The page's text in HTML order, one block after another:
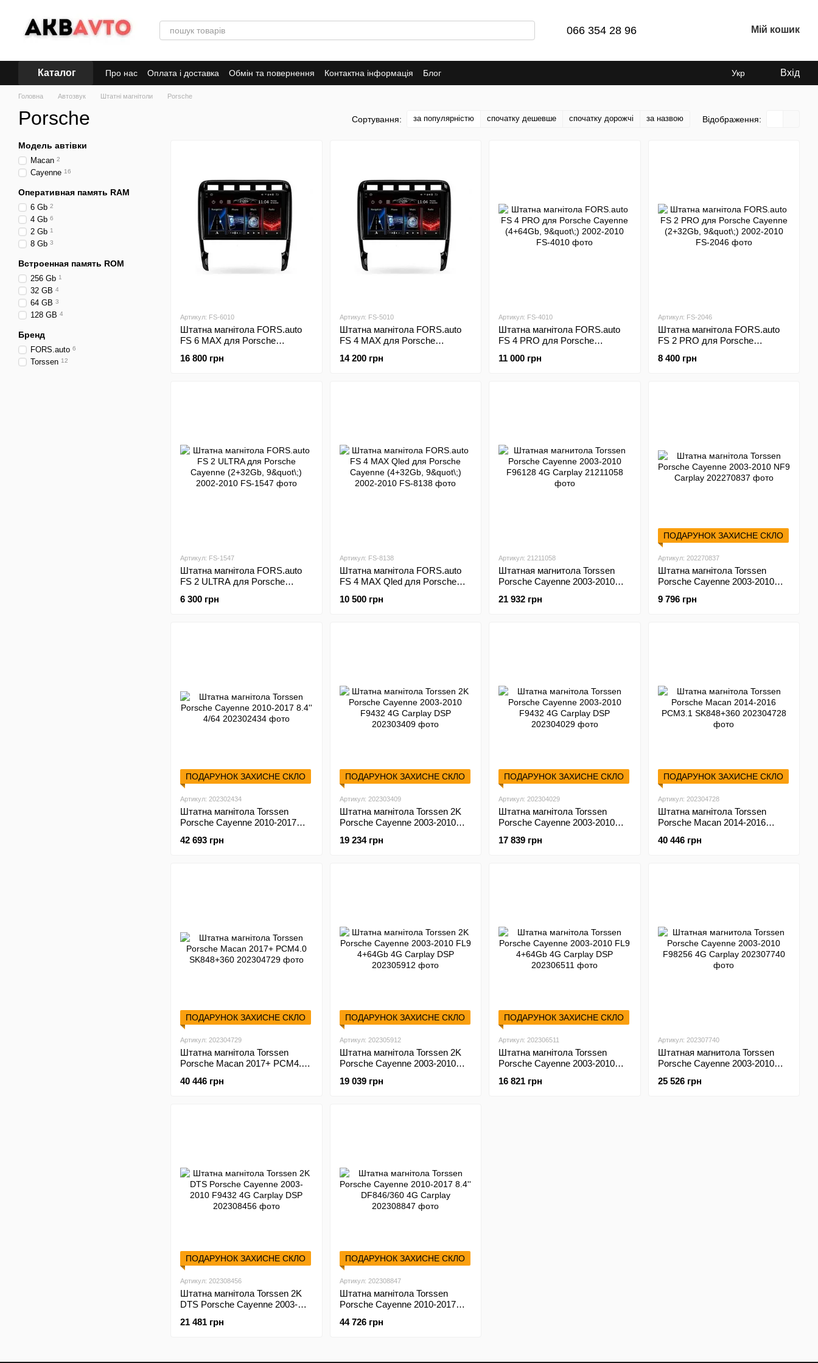
066 354 28 96 Мій кошик
Каталог Про нас Оплата і доставка Обмін та повернення Контактна інформація Блог Укр Вхід
Головна Автозвук Штатні магнітоли Porsche
Porsche Сортування: за популярністю спочатку дешевше спочатку дорожчі за назвою Відображення:
Артикул: FS-6010
Штатна магнітола FORS.auto
FS 6 MAX для Porsche
2010
16 800 грн
Артикул: FS-5010
Штатна магнітола FORS.auto
FS 4 MAX для Porsche
2010
14 200 грн
Артикул: FS-4010
Штатна магнітола FORS.auto
FS 4 PRO для Porsche
2010
11 000 грн
Артикул: FS-2046
Штатна магнітола FORS.auto
FS 2 PRO для Porsche
2010
8 400 грн
Артикул: FS-1547
Штатна магнітола FORS.auto
FS 2 ULTRA для Porsche
2010
6 300 грн
Артикул: FS-8138
Штатна магнітола FORS.auto
FS 4 MAX Qled для Porsche
2010
10 500 грн
Артикул: 21211058
Штатная магнитола Torssen
Porsche Cayenne 2003-2010
21 932 грн
ПОДАРУНОК ЗАХИСНЕ СКЛО
Артикул: 202270837
Штатна магнітола Torssen
Porsche Cayenne 2003-2010
9 796 грн
ПОДАРУНОК ЗАХИСНЕ СКЛО
Артикул: 202302434
Штатна магнітола Torssen
Porsche Cayenne 2010-2017
42 693 грн
ПОДАРУНОК ЗАХИСНЕ СКЛО
Артикул: 202303409
Штатна магнітола Torssen 2K
Porsche Cayenne 2003-2010
19 234 грн
ПОДАРУНОК ЗАХИСНЕ СКЛО
Артикул: 202304029
Штатна магнітола Torssen
Porsche Cayenne 2003-2010
17 839 грн
ПОДАРУНОК ЗАХИСНЕ СКЛО
Артикул: 202304728
Штатна магнітола Torssen
Porsche Macan 2014-2016
40 446 грн
ПОДАРУНОК ЗАХИСНЕ СКЛО
Артикул: 202304729
Штатна магнітола Torssen
Porsche Macan 2017+ PCM4.0
40 446 грн
ПОДАРУНОК ЗАХИСНЕ СКЛО
Артикул: 202305912
Штатна магнітола Torssen 2K
Porsche Cayenne 2003-2010
19 039 грн
ПОДАРУНОК ЗАХИСНЕ СКЛО
Артикул: 202306511
Штатна магнітола Torssen
Porsche Cayenne 2003-2010
16 821 грн
Артикул: 202307740
Штатная магнитола Torssen
Porsche Cayenne 2003-2010
25 526 грн
ПОДАРУНОК ЗАХИСНЕ СКЛО
Артикул: 202308456
Штатна магнітола Torssen 2K
DTS Porsche Cayenne 2003-
21 481 грн
ПОДАРУНОК ЗАХИСНЕ СКЛО
Артикул: 202308847
Штатна магнітола Torssen
Porsche Cayenne 2010-2017
44 726 грн
Модель автівки
Macan 2
Cayenne 16
Оперативная память RAM
6 Gb 2
4 Gb 6
2 Gb 1
8 Gb 3
Встроенная память ROM
256 Gb 1
32 GB 4
64 GB 3
128 GB 4
Бренд
FORS.auto 6
Torssen 12